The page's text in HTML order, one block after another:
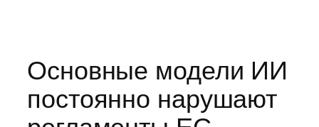
Основные модели ИИ
постоянно нарушают